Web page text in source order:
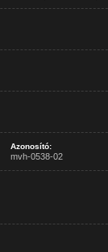
Azonosító:
mvh-0538-02